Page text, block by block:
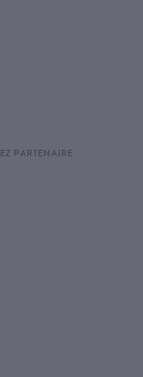
PARTENAIRE